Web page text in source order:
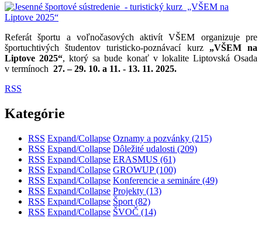
Referát športu a voľnočasových aktivít VŠEM organizuje pre
športuchtivých študentov turisticko-poznávací kurz „VŠEM na
Liptove 2025“, ktorý sa bude konať v lokalite Liptovská Osada
v termínoch 27. –29. 10. a 11. - 13. 11. 2025.
RSS
Kategórie
RSS Expand/Collapse Oznamy a pozvánky (215)
RSS Expand/Collapse Dôležité udalosti (209)
RSS Expand/Collapse ERASMUS (61)
RSS Expand/Collapse GROWUP(100)
RSS Expand/Collapse Konferencie a semináre (49)
RSS Expand/Collapse Projekty (13)
RSS Expand/Collapse Šport (82)
RSS Expand/Collapse ŠVOČ (14)